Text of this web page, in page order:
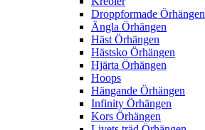
Droppformade Örhängen
Ängla Örhängen
Häst Örhängen
Hästsko Örhängen
Hjärta Örhängen
Hoops
Hängande Örhängen
Infinity Örhängen
Kors Örhängen